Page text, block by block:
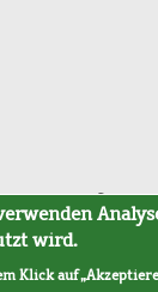
wird.
Klick auf